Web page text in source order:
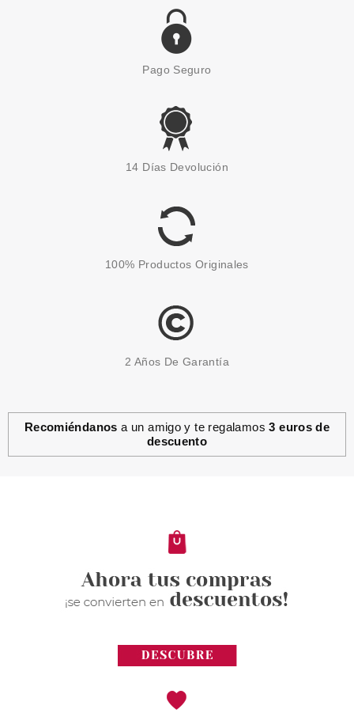
ANNE MOLLER
BALANCE REPARING RICH
29.90€
BABARIA
5.50€
Pago Seguro
14 Días Devolución
100% Productos Originales
2 Años De Garantía
Recomiéndanos a un amigo y te regalamos3 euros de
descuento